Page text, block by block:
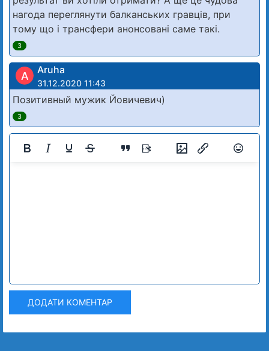
нагода переглянути балканських гравців, при
тому що і трансфери анонсовані саме такі.
3
A Aruha
31.12.2020 11:43
Позитивный мужик Йовичевич)
3
ДОДАТИ КОМЕНТАР